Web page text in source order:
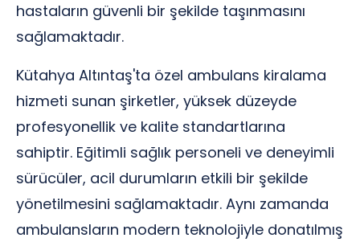
hastaların güvenli bir şekilde taşınmasını
sağlamaktadır.
Kütahya Altıntaş'ta özel ambulans kiralama
hizmeti sunan şirketler, yüksek düzeyde
profesyonellik ve kalite standartlarına
sahiptir. Eğitimli sağlık personeli ve deneyimli
sürücüler, acil durumların etkili bir şekilde
yönetilmesini sağlamaktadır. Aynı zamanda
ambulansların modern teknolojiyle donatılmış